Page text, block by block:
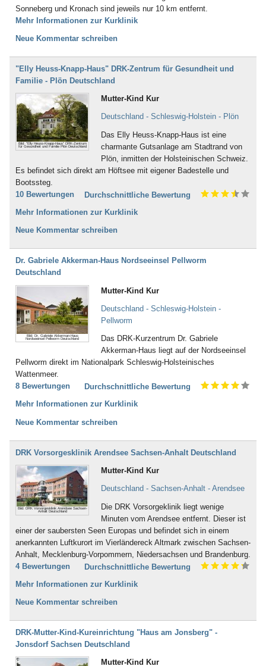
Sonneberg und Kronach sind jeweils nur 10 km entfernt.
Mehr Informationen zur Kurklinik
Neue Kommentar schreiben
"Elly Heuss-Knapp-Haus" DRK-Zentrum für Gesundheit und
Familie - Plön Deutschland
Bild: "Elly Heuss-Knapp-Haus" DRK-Zentrum
für Gesundheit und Familie Plön Deutschland
Mutter-Kind Kur
Deutschland - Schleswig-Holstein - Plön
Das Elly Heuss-Knapp-Haus ist eine
charmante Gutsanlage am Stadtrand von
Plön, inmitten der Holsteinischen Schweiz.
Es befindet sich direkt am Höftsee mit eigener Badestelle und
Bootssteg.
10 Bewertungen
Durchschnittliche Bewertung
Mehr Informationen zur Kurklinik
Neue Kommentar schreiben
Dr. Gabriele Akkerman-Haus Nordseeinsel Pellworm
Deutschland
Bild: Dr. Gabriele Akkerman-Haus
Nordseeinsel Pellworm Deutschland
Mutter-Kind Kur
Deutschland - Schleswig-Holstein -
Pellworm
Das DRK-Kurzentrum Dr. Gabriele
Akkerman-Haus liegt auf der Nordseeinsel
Pellworm direkt im Nationalpark Schleswig-Holsteinisches
Wattenmeer.
8 Bewertungen
Durchschnittliche Bewertung
Mehr Informationen zur Kurklinik
Neue Kommentar schreiben
DRK Vorsorgesklinik Arendsee Sachsen-Anhalt Deutschland
Bild: DRK Vorsorgesklinik Arendsee Sachsen-
Anhalt Deutschland
Mutter-Kind Kur
Deutschland - Sachsen-Anhalt - Arendsee
Die DRK Vorsorgeklinik liegt wenige
Minuten vom Arendsee entfernt. Dieser ist
einer der saubersten Seen Europas und befindet sich in einem
anerkannten Luftkurort im Vierländereck Altmark zwischen Sachsen-
Anhalt, Mecklenburg-Vorpommern, Niedersachsen und Brandenburg.
4 Bewertungen
Durchschnittliche Bewertung
Mehr Informationen zur Kurklinik
Neue Kommentar schreiben
DRK-Mutter-Kind-Kureinrichtung "Haus am Jonsberg" -
Jonsdorf Sachsen Deutschland
Mutter-Kind Kur